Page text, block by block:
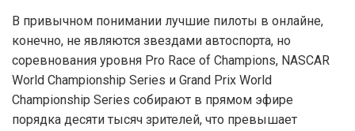
В привычном понимании лучшие пилоты в онлайне,
конечно, не являются звездами автоспорта, но
соревнования уровня Pro Race of Champions, NASCAR
World Championship Series и Grand Prix World
Championship Series собирают в прямом эфире
порядка десяти тысяч зрителей, что превышает